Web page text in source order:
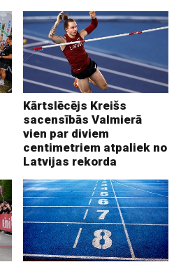
Kārtslēcējs Kreišs
sacensībās Valmierā
vien par diviem
centimetriem atpaliek no
Latvijas rekorda